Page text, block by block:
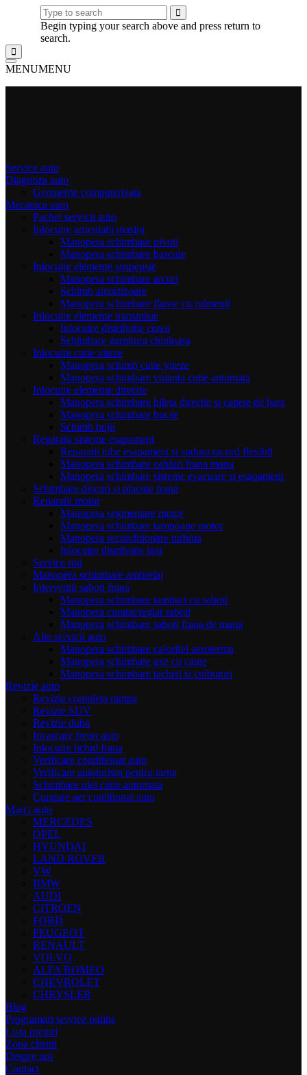
Begin typing your search above and press return to
search.
MENUMENU
Service auto
Diagnoza auto
Geometrie computerizata
Mecanica auto
Pachet servicii auto
Inlocuire articulatii masini
Manopera schimbare pivoti
Manopera schimbare bascule
Inlocuire elemente suspensie
Manopera schimbare arcuri
Schimb amortizoare
Manopera schimbare flanse cu rulmenti
Inlocuire elemente transmisie
Inlocuire distributie curea
Schimbare garnitura chiuloasa
Inlocuire cutie viteze
Manopera schimb cutie viteze
Manopera schimbare volanta cutie automata
Inlocuire elemente directie
Manopera schimbare bileta directie si capete de bara
Manopera schimbare bucse
Schimb bujii
Reparatii sisteme esapament
Reparatii tobe esapament si sudura racord flexibil
Manopera schimbare cabluri frana mana
Manopera schimbare sisteme evacuare si esapament
Schimbare discuri si placute frana
Reparatii motor
Manopera segmentare motor
Manopera schimbare tampoane motor
Manopera reconditionare turbina
Inlocuire distributie lant
Service roti
Manopera schimbare ambreiaj
Interventii saboti frana
Manopera schimbare tamburi cu saboti
Manopera curatat/reglat saboti
Manopera schimbare saboti frana de mana
Alte servicii auto
Manopera schimbare calorifel aeroterma
Manopera schimbare axe cu came
Manopera schimbare tacheti si culbutori
Revizie auto
Revizie completa rampa
Revizie SUV
Revizie duba
Incarcare freon auto
Inlocuire lichid frana
Verificare conditionat auto
Verificare autoturism pentru iarna
Schimbare ulei cutie automata
Curatare aer contitionat auto
Marci auto
MERCEDES
OPEL
HYUNDAI
LAND ROVER
VW
BMW
AUDI
CITROEN
FORD
PEUGEOT
RENAULT
VOLVO
ALFA ROMEO
CHEVROLET
CHRYSLER
Blog
Programari service online
Lista preturi
Zona clienti
Despre noi
Contact